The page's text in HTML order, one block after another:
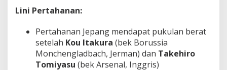
Lini Pertahanan:
Pertahanan Jepang mendapat pukulan berat
setelah Kou Itakura (bek Borussia
Monchengladbach, Jerman) dan Takehiro
Tomiyasu (bek Arsenal, Inggris)